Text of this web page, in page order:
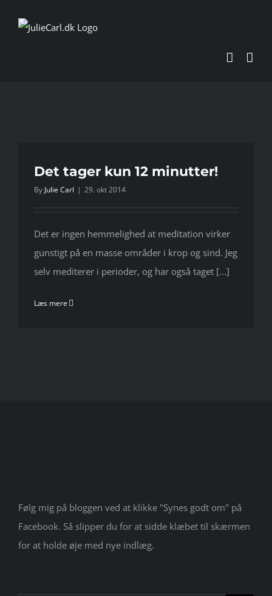
Det tager kun 12 minutter!
By Julie Carl | 29. okt 2014
Det er ingen hemmelighed at meditation virker
gunstigt på en masse områder i krop og sind. Jeg
selv mediterer i perioder, og har også taget [...]
Læs mere
Følg mig på bloggen ved at klikke "Synes godt om" på
Facebook. Så slipper du for at sidde klæbet til skærmen
for at holde øje med nye indlæg.